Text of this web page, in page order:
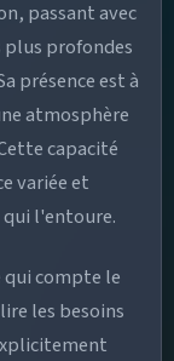
passant avec
plus profondes
présence est à
atmosphère
capacité
variée et
l'entoure.
compte le
les besoins